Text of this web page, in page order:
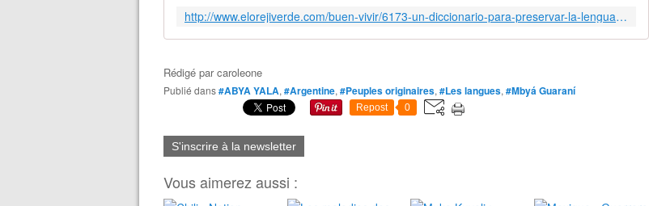
http://www.elorejiverde.com/buen-vivir/6173-un-diccionario-para-preservar-la-lengua-guarani
Rédigé parcaroleone
Publié dans#ABYA YALA, #Argentine, #Peuples originaires, #Les langues, #Mbyá Guaraní
Repost 0
S'inscrire à la newsletter
Vous aimerez aussi :